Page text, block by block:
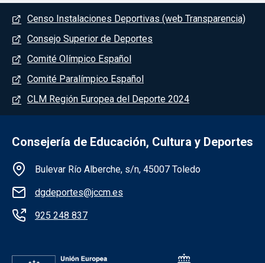
Menú del pie
Censo Instalaciones Deportivas (web Transparencia)
Consejo Superior de Deportes
Comité Olímpico Español
Comité Paralímpico Español
CLM Región Europea del Deporte 2024
Consejería de Educación, Cultura y Deportes
Información de la institución
Bulevar Río Alberche, s/n, 45007 Toledo
dgdeportes@jccm.es
925 248 837